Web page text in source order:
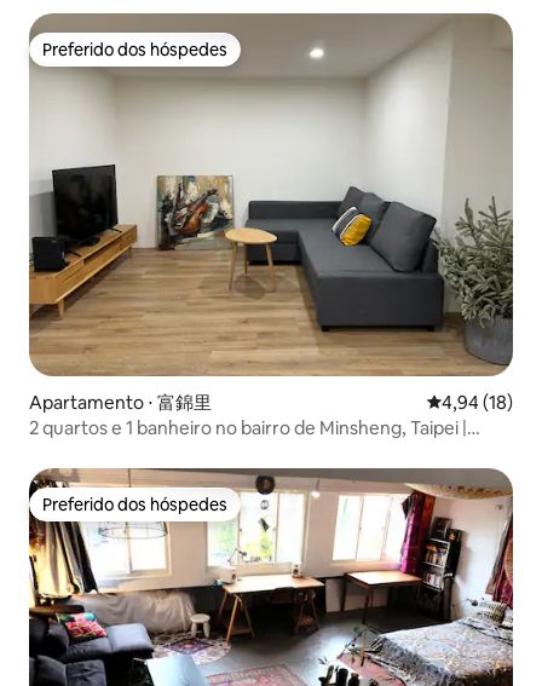
Preferido dos hóspedes
Preferido dos hóspedes
Apartamento ⋅ 富錦里 4,94 de uma
4,94 (18)
2 quartos e 1 banheiro no bairro de Minsheng, Taipei |
do distrito comercial | Perto do aeroporto de Songshan |
Novo ar condicionado B1 | Máquina de lavar e secar roupa
Preferido dos hóspedes
Preferido dos hóspedes